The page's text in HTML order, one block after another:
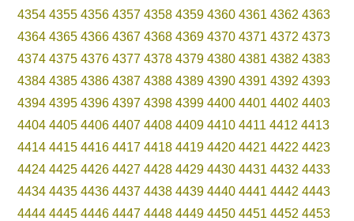
4354 4355 4356 4357 4358 4359 4360 4361 4362 4363
4364 4365 4366 4367 4368 4369 4370 4371 4372 4373
4374 4375 4376 4377 4378 4379 4380 4381 4382 4383
4384 4385 4386 4387 4388 4389 4390 4391 4392 4393
4394 4395 4396 4397 4398 4399 4400 4401 4402 4403
4404 4405 4406 4407 4408 4409 4410 4411 4412 4413
4414 4415 4416 4417 4418 4419 4420 4421 4422 4423
4424 4425 4426 4427 4428 4429 4430 4431 4432 4433
4434 4435 4436 4437 4438 4439 4440 4441 4442 4443
4444 4445 4446 4447 4448 4449 4450 4451 4452 4453